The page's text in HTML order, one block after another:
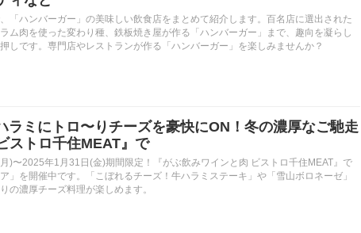
「ハンバーガー」の美味しい飲食店をまとめて紹介します。百名店に選出された
ム肉を使った変わり種、鉄板焼き屋が作る「ハンバーガー」まで、趣向を凝らし
しです。専門店やレストランが作る「ハンバーガー」を楽しみませんか？
ラミにトロ〜りチーズを豪快にON！冬の濃厚なご馳走
ストロ千住MEAT』で
)〜2025年1月31日(金)期間限定！『がぶ飲みワインと肉 ビストロ千住MEAT』で
」を開催中です。「こぼれるチーズ！牛ハラミステーキ」や「雪山ボロネーゼ」
の濃厚チーズ料理が楽しめます。